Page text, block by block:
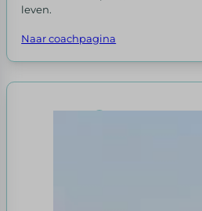
leven.
Naar coachpagina